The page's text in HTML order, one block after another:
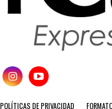
POLÍTICAS DE PRIVACIDAD